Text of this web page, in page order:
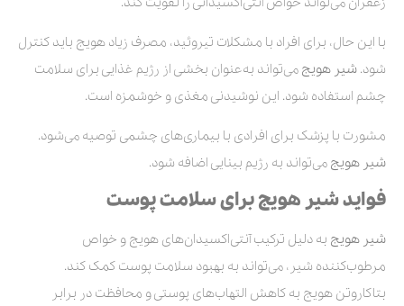
با این حال، برای افراد با مشکلات تیروئید، مصرف زیاد هویج باید کنترل
شود. شیر هویج می‌تواند به‌عنوان بخشی از رژیم غذایی برای سلامت
چشم استفاده شود. این نوشیدنی مغذی و خوشمزه است.
مشورت با پزشک برای افرادی با بیماری‌های چشمی توصیه می‌شود.
شیر هویج می‌تواند به رژیم بینایی اضافه شود.
فواید شیر هویج برای سلامت پوست
شیر هویج به دلیل ترکیب آنتی‌اکسیدان‌های هویج و خواص
مرطوب‌کننده شیر، می‌تواند به بهبود سلامت پوست کمک کند.
بتاکاروتن هویج به کاهش التهاب‌های پوستی و محافظت در برابر